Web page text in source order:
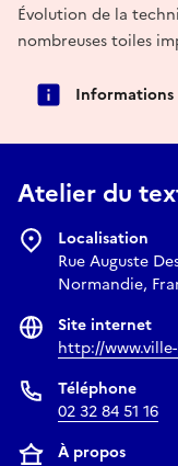
Évolution de la
nombreuses toiles
Informations
Atelier du
Localisation
Rue Auguste
Normandie,
Site internet
http://
Téléphone
02 32 84 51 16
À propos